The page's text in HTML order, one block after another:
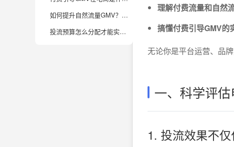
如何提升自然流量GMV？有哪些实用策略？
投流预算怎么分配才能实现GMV和利润双增长？
理解付费流量和自然
搞懂付费引导GMV的
无论你是平台运营、品
一、科学评
1. 投流效果不